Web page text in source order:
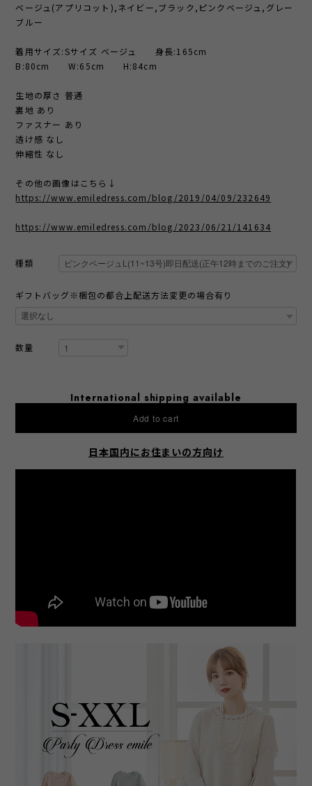
ベージュ(アプリコット),ネイビー,ブラック,ピンクベージュ,グレー
ブルー
着用サイズ:Sサイズ ベージュ 身長:165cm
B:80cm W:65cm H:84cm
生地の厚さ 普通
裏地 あり
ファスナー あり
透け感 なし
伸縮性 なし
その他の画像はこちら↓
https://www.emiledress.com/blog/2019/04/09/232649
https://www.emiledress.com/blog/2023/06/21/141634
種類
ギフトバッグ※梱包の都合上配送方法変更の場合有り
数量
International shipping available
Add to cart
日本国内にお住まいの方向け